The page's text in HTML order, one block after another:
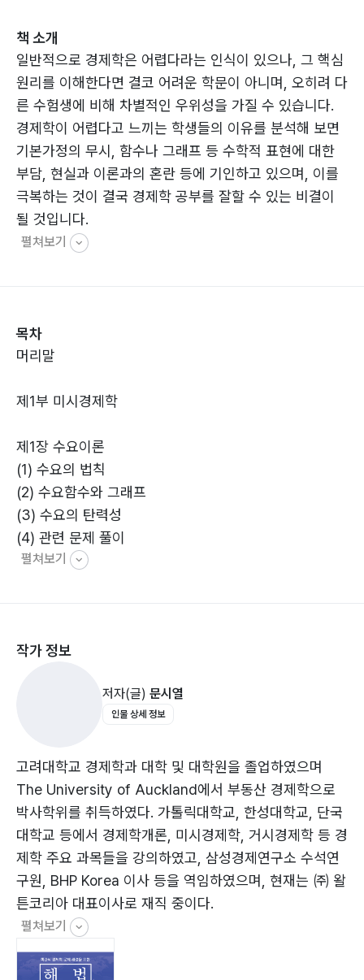
책 소개
일반적으로 경제학은 어렵다라는 인식이 있으나, 그 핵심
원리를 이해한다면 결코 어려운 학문이 아니며, 오히려 다
른 수험생에 비해 차별적인 우위성을 가질 수 있습니다.
경제학이 어렵다고 느끼는 학생들의 이유를 분석해 보면
기본가정의 무시, 함수나 그래프 등 수학적 표현에 대한
부담, 현실과 이론과의 혼란 등에 기인하고 있으며, 이를
극복하는 것이 결국 경제학 공부를 잘할 수 있는 비결이
될 것입니다.
펼쳐보기
목차
머리말
제1부 미시경제학
제1장 수요이론
(1) 수요의 법칙
(2) 수요함수와 그래프
(3) 수요의 탄력성
(4) 관련 문제 풀이
제2장 공급이론
(4) 관련 문제 풀이
(1) 균형가격과 균형거래량
(2) 균형의 안정성
(4) 생산자잉여
(5) 정부의 개입
(6) 관련 문제 풀이
제4장 소비자이론
(1) 예산제약
(2) 무차별곡선
(3) 소비자균형
(4) 지출 극소화
(5) 소득효과와 대체효과
(6) 소비자이론 관련 그래프
펼쳐보기
작가 정보
저자(글) 문시열
인물 상세 정보
고려대학교 경제학과 대학 및 대학원을 졸업하였으며
The University of Auckland에서 부동산 경제학으로
박사학위를 취득하였다. 가톨릭대학교, 한성대학교, 단국
대학교 등에서 경제학개론, 미시경제학, 거시경제학 등 경
제학 주요 과목들을 강의하였고, 삼성경제연구소 수석연
구원, BHP Korea 이사 등을 역임하였으며, 현재는 ㈜ 왈
튼코리아 대표이사로 재직 중이다.
펼쳐보기